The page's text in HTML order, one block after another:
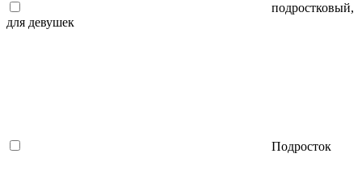
подростковый,
для девушек
Подросток